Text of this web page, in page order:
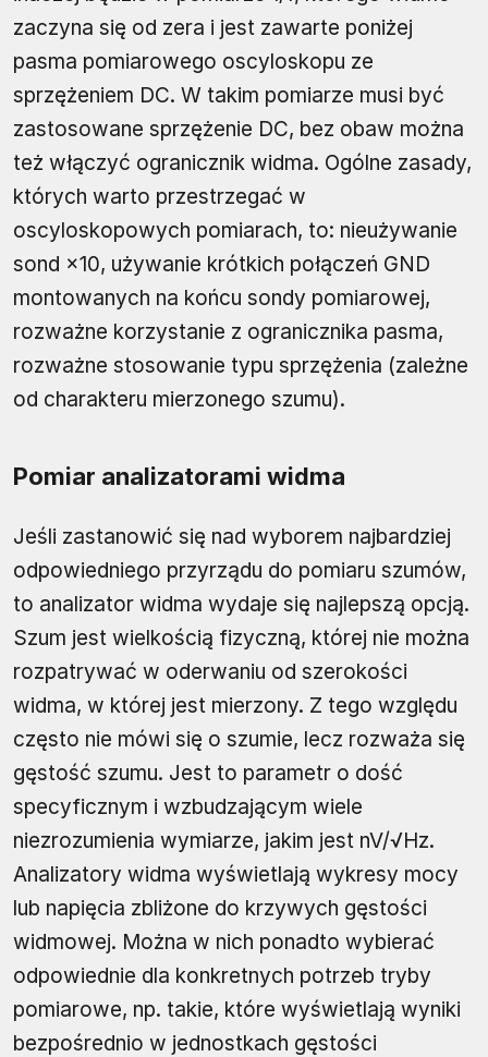
zaczyna się od zera i jest zawarte poniżej
pasma pomiarowego oscyloskopu ze
sprzężeniem DC. W takim pomiarze musi być
zastosowane sprzężenie DC, bez obaw można
też włączyć ogranicznik widma. Ogólne zasady,
których warto przestrzegać w
oscyloskopowych pomiarach, to: nieużywanie
sond ×10, używanie krótkich połączeń GND
montowanych na końcu sondy pomiarowej,
rozważne korzystanie z ogranicznika pasma,
rozważne stosowanie typu sprzężenia (zależne
od charakteru mierzonego szumu).
Pomiar analizatorami widma
Jeśli zastanowić się nad wyborem najbardziej
odpowiedniego przyrządu do pomiaru szumów,
to analizator widma wydaje się najlepszą opcją.
Szum jest wielkością fizyczną, której nie można
rozpatrywać w oderwaniu od szerokości
widma, w której jest mierzony. Z tego względu
często nie mówi się o szumie, lecz rozważa się
gęstość szumu. Jest to parametr o dość
specyficznym i wzbudzającym wiele
niezrozumienia wymiarze, jakim jest nV/√Hz.
Analizatory widma wyświetlają wykresy mocy
lub napięcia zbliżone do krzywych gęstości
widmowej. Można w nich ponadto wybierać
odpowiednie dla konkretnych potrzeb tryby
pomiarowe, np. takie, które wyświetlają wyniki
bezpośrednio w jednostkach gęstości